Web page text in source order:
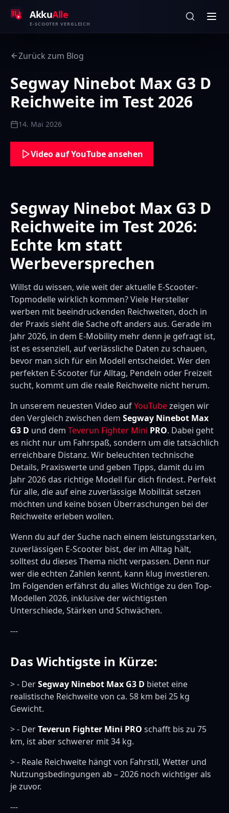
AkkuAlle
E-SCOOTER VERGLEICH
Zurück zum Blog
Segway Ninebot Max G3 D
Reichweite im Test 2026
14. Mai 2026
Video auf YouTube ansehen
Segway Ninebot Max G3 D
Reichweite im Test 2026:
Echte km statt
Werbeversprechen
Willst du wissen, wie weit der aktuelle E-Scooter-
Topmodelle wirklich kommen? Viele Hersteller
werben mit beeindruckenden Reichweiten, doch in
der Praxis sieht die Sache oft anders aus. Gerade im
Jahr 2026, in dem E-Mobility mehr denn je gefragt ist,
ist es essenziell, auf verlässliche Daten zu schauen,
bevor man sich für ein Modell entscheidet. Wer den
perfekten E-Scooter für Alltag, Pendeln oder Freizeit
sucht, kommt um die reale Reichweite nicht herum.
In unserem neuesten Video aufYouTubezeigen wir
den Vergleich zwischen dem Segway Ninebot Max
G3 D und dem Teverun Fighter Mini PRO. Dabei geht
es nicht nur um Fahrspaß, sondern um die tatsächlich
erreichbare Distanz. Wir beleuchten technische
Details, Praxiswerte und geben Tipps, damit du im
Jahr 2026 das richtige Modell für dich findest. Perfekt
für alle, die auf eine zuverlässige Mobilität setzen
möchten und keine bösen Überraschungen bei der
Reichweite erleben wollen.
Wenn du auf der Suche nach einem leistungsstarken,
zuverlässigen E-Scooter bist, der im Alltag hält,
solltest du dieses Thema nicht verpassen. Denn nur
wer die echten Zahlen kennt, kann klug investieren.
Im Folgenden erfährst du alles Wichtige zu den Top-
Modellen 2026, inklusive der wichtigsten
Unterschiede, Stärken und Schwächen.
---
Das Wichtigste in Kürze:
> - DerSegway Ninebot Max G3 D bietet eine
realistische Reichweite von ca. 58 km bei 25 kg
Gewicht.
> - DerTeverun Fighter Mini PRO schafft bis zu 75
km, ist aber schwerer mit 34 kg.
> - Reale Reichweite hängt von Fahrstil, Wetter und
Nutzungsbedingungen ab – 2026 noch wichtiger als
je zuvor.
---